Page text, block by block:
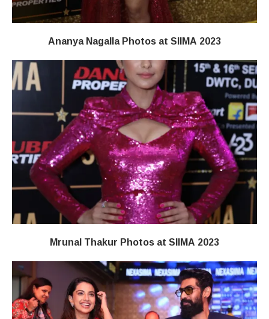
Ananya Nagalla Photos at SIIMA 2023
Mrunal Thakur Photos at SIIMA 2023